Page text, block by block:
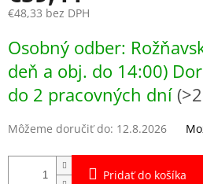
€48,33 bez DPH
cena:
Osobný odber:
deň a obj. do 14:00)
do 2 pracovných dní
Môžeme doručiť do: 12.8.2026
Pridať do košíka